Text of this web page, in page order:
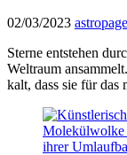
02/03/2023
Sterne entstehen
Weltraum
kalt, dass sie für das